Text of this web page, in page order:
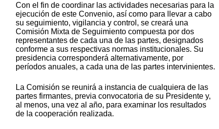
Con el fin de coordinar las actividades necesarias para la
ejecución de este Convenio, así como para llevar a cabo
su seguimiento, vigilancia y control, se creará una
Comisión Mixta de Seguimiento compuesta por dos
representantes de cada una de las partes, designados
conforme a sus respectivas normas institucionales. Su
presidencia corresponderá alternativamente, por
períodos anuales, a cada una de las partes intervinientes.
La Comisión se reunirá a instancia de cualquiera de las
partes firmantes, previa convocatoria de su Presidente y,
al menos, una vez al año, para examinar los resultados
de la cooperación realizada.